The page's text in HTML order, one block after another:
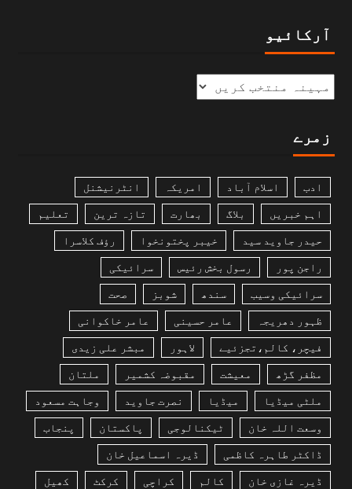
آرکائیو
زمرے
ادب اسلام آباد امریکہ انٹرنیشنل
اہم خبریں بلاگ بھارت تازہ ترین تعلیم
حیدر جاوید سید خیبر پختونخوا رؤف کلاسرا
راجن پور رسول بخش رئیس سرائیکی
سرائیکی وسیب سندھ شوبز صحت
ظہور دھریجہ عامر حسینی عامر خاکوانی
فیچر، کالم،تجزئیے لاہور مبشر علی زیدی
مظفر گڑھ معیشت مقبوضہ کشمیر ملتان
ملٹی میڈیا میڈیا نصرت جاوید وجاہت مسعود
وسعت اللہ خان ٹیکنالوجی پاکستان پنجاب
ڈاکٹر طاہرہ کاظمی ڈیرہ اسماعیل خان
ڈیرہ غازی خان کالم کراچی کرکٹ کھیل